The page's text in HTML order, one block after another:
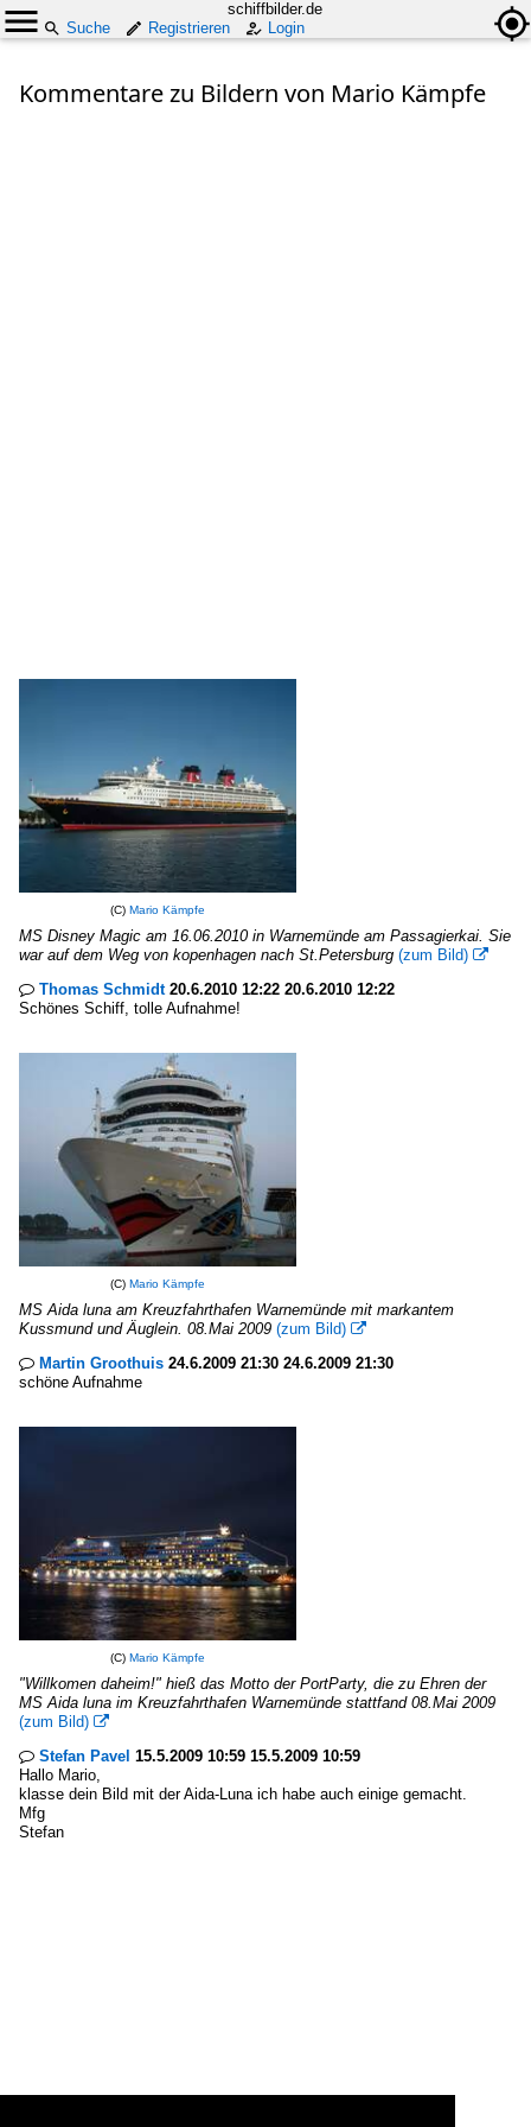
schiffbilder.de
Suche
Registrieren Login
Kommentare zu Bildern von Mario Kämpfe
(C) Mario Kämpfe
MS Disney Magic am 16.06.2010 in Warnemünde am Passagierkai. Sie
war auf dem Weg von kopenhagen nach St.Petersburg (zum Bild) 
 Thomas Schmidt20.6.2010 12:22 20.6.2010 12:22
Schönes Schiff, tolle Aufnahme!
(C) Mario Kämpfe
MS Aida luna am Kreuzfahrthafen Warnemünde mit markantem
Kussmund und Äuglein. 08.Mai 2009 (zum Bild) 
 Martin Groothuis 24.6.2009 21:30 24.6.2009 21:30
schöne Aufnahme
(C) Mario Kämpfe
"Willkomen daheim!" hieß das Motto der PortParty, die zu Ehren der
MS Aida luna im Kreuzfahrthafen Warnemünde stattfand 08.Mai 2009
(zum Bild) 
 Stefan Pavel 15.5.2009 10:59 15.5.2009 10:59
Hallo Mario,
klasse dein Bild mit der Aida-Luna ich habe auch einige gemacht.
Mfg
Stefan